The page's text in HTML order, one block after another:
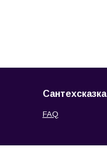
Сантехсказка
FAQ